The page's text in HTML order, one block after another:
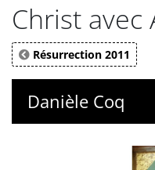
Christ avec
Résurrection 2011
Danièle Coq